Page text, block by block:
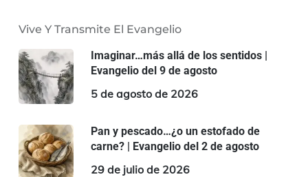
Vive Y Transmite El Evangelio
Imaginar…más allá de los sentidos |
Evangelio del 9 de agosto
5 de agosto de 2026
Pan y pescado…¿o un estofado de
carne? | Evangelio del 2 de agosto
29 de julio de 2026